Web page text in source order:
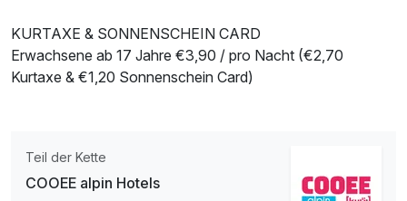
Ausstattung
KURTAXE & SONNENSCHEIN CARD
Erwachsene ab 17 Jahre €3,90 / pro Nacht (€2,70
Kurtaxe & €1,20 Sonnenschein Card)
Teil der Kette
COOEE alpin Hotels